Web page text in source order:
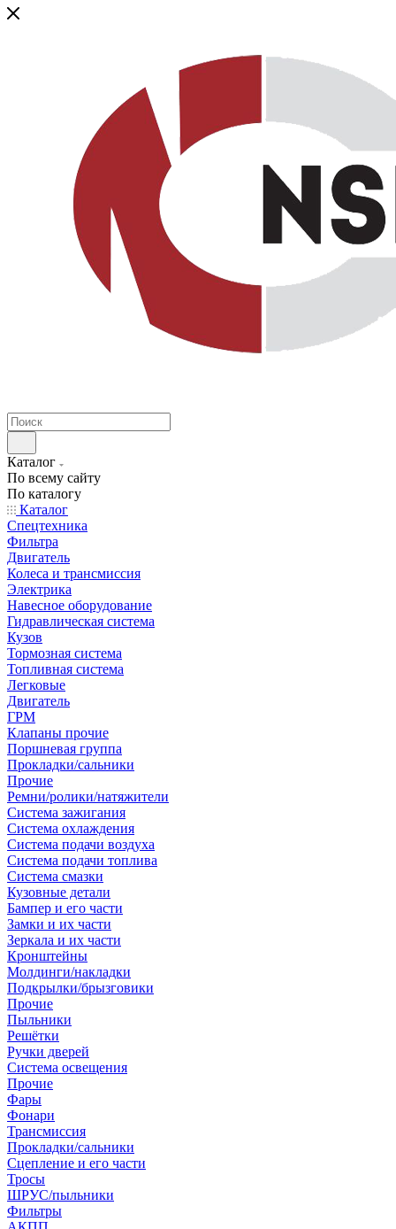
Каталог
По всему сайту
По каталогу
Каталог
Спецтехника
Фильтра
Двигатель
Колеса и трансмиссия
Электрика
Навесное оборудование
Гидравлическая система
Кузов
Тормозная система
Топливная система
Легковые
Двигатель
ГРМ
Клапаны прочие
Поршневая группа
Прокладки/сальники
Прочие
Ремни/ролики/натяжители
Система зажигания
Система охлаждения
Система подачи воздуха
Система подачи топлива
Система смазки
Кузовные детали
Бампер и его части
Замки и их части
Зеркала и их части
Кронштейны
Молдинги/накладки
Подкрылки/брызговики
Прочие
Пыльники
Решётки
Ручки дверей
Система освещения
Прочие
Фары
Фонари
Трансмиссия
Прокладки/сальники
Сцепление и его части
Тросы
ШРУС/пыльники
Фильтры